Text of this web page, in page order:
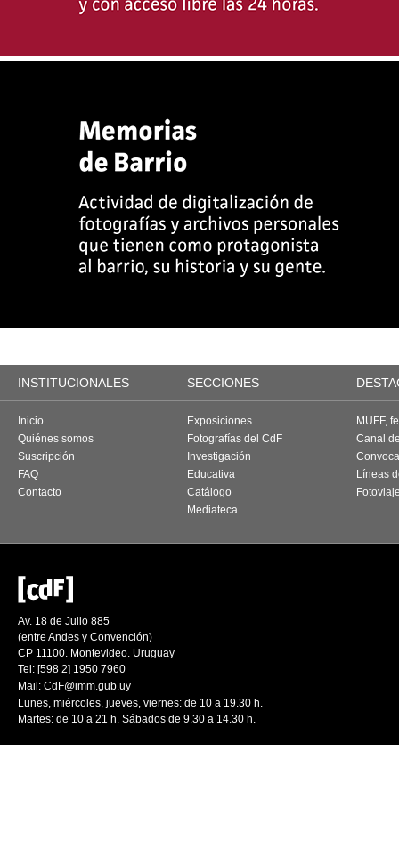
INSTITUCIONALES SECCIONES
Inicio
Quiénes somos
Suscripción
FAQ
Contacto
Exposiciones
Fotografías del CdF
Investigación
Educativa
Catálogo
Mediateca
MUFF,
Canal
Líneas
Av. 18 de Julio 885
(entre Andes y Convención)
CP 11100. Montevideo. Uruguay
Tel: [598 2] 1950 7960
Mail: CdF@imm.gub.uy
Lunes, miércoles, jueves, viernes: de 10 a 19.30 h.
Martes: de 10 a 21 h. Sábados de 9.30 a 14.30 h.